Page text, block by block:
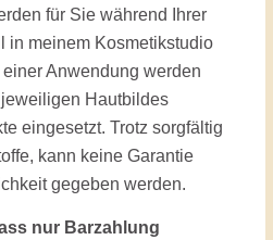
für Sie während Ihrer
in meinem Kosmetikstudio
Anwendung werden
Hautbildes
eingesetzt. Trotz sorgfältig
kann keine Garantie
gegeben werden.
nur Barzahlung